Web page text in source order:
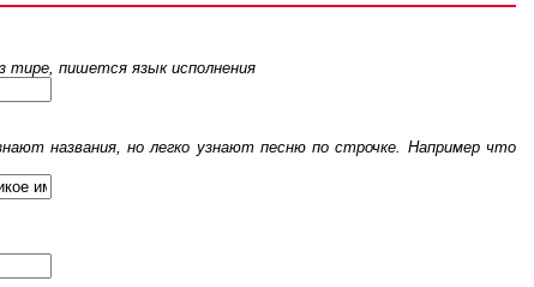
тире, пишется язык исполнения
названия, но легко узнают песню по строчке. Например что